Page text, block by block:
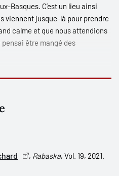
Basques. C’est un lieu ainsi
viennent jusque-là pour prendre
calme et que nous attendions
être mangé des
voyage de la Nouvelle-France
édition, il convient de
de la Nouvelle-France
franco-autochtones dans la
, Rabaska, Vol. 19, 2021.